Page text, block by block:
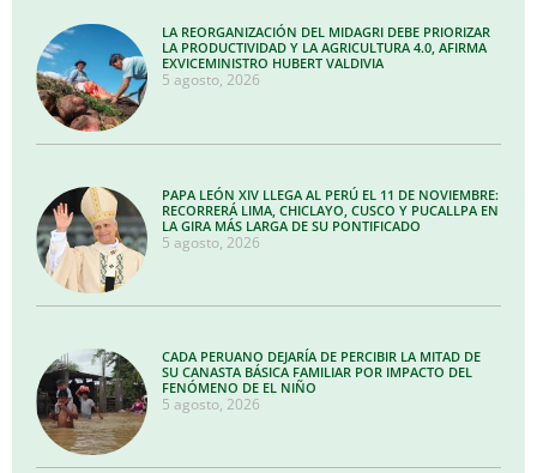
LA REORGANIZACIÓN DEL MIDAGRI DEBE PRIORIZAR
LA PRODUCTIVIDAD Y LA AGRICULTURA 4.0, AFIRMA
EXVICEMINISTRO HUBERT VALDIVIA
5 agosto, 2026
PAPA LEÓN XIV LLEGA AL PERÚ EL 11 DE NOVIEMBRE:
RECORRERÁ LIMA, CHICLAYO, CUSCO Y PUCALLPA EN
LA GIRA MÁS LARGA DE SU PONTIFICADO
5 agosto, 2026
CADA PERUANO DEJARÍA DE PERCIBIR LA MITAD DE
SU CANASTA BÁSICA FAMILIAR POR IMPACTO DEL
FENÓMENO DE EL NIÑO
5 agosto, 2026